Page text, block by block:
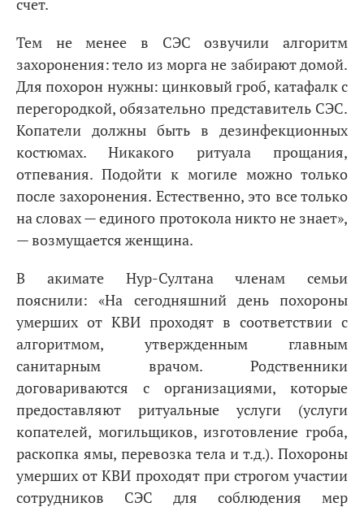
счет.
Тем не менее в СЭС озвучили алгоритм
захоронения: тело из морга не забирают домой.
Для похорон нужны: цинковый гроб, катафалк с
перегородкой, обязательно представитель СЭС.
Копатели должны быть в дезинфекционных
костюмах. Никакого ритуала прощания,
отпевания. Подойти к могиле можно только
после захоронения. Естественно, это все только
на словах — единого протокола никто не знает»,
— возмущается женщина.
В акимате Нур-Султана членам семьи
пояснили: «На сегодняшний день похороны
умерших от КВИ проходят в соответствии с
алгоритмом, утвержденным главным
санитарным врачом. Родственники
договариваются с организациями, которые
предоставляют ритуальные услуги (услуги
копателей, могильщиков, изготовление гроба,
раскопка ямы, перевозка тела и т.д.). Похороны
умерших от КВИ проходят при строгом участии
сотрудников СЭС для соблюдения мер